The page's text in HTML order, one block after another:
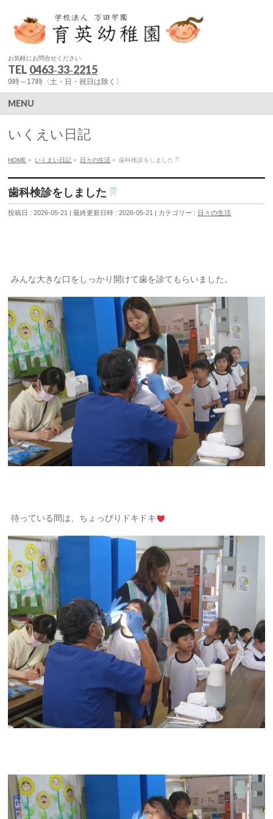
お気軽にお問合せください
TEL 0463‐33‐2215
9時～17時〈土・日・祝日は除く〉
MENU
いくえい日記
HOME » いくえい日記 » 日々の生活 » 歯科検診をしました
歯科検診をしました
投稿日 : 2026-05-21 最終更新日時 : 2026-05-21 カテゴリー : 日々の生活
みんな大きな口をしっかり開けて歯を診てもらいました。
待っている間は、ちょっぴりドキドキ